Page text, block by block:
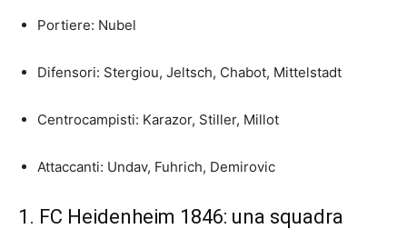
Portiere: Nubel
Difensori: Stergiou, Jeltsch, Chabot, Mittelstadt
Centrocampisti: Karazor, Stiller, Millot
Attaccanti: Undav, Fuhrich, Demirovic
1. FC Heidenheim 1846: una squadra